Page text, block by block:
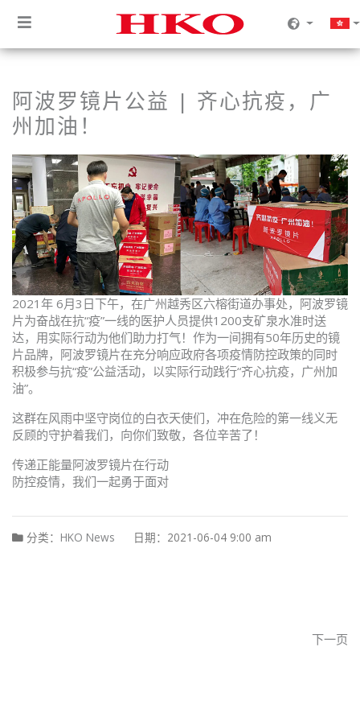
阿波罗镜片公益 | 齐心抗疫，广
州加油！
2021年 6月3日下午，在广州越秀区六榕街道办事处，阿波罗镜
片为奋战在抗“疫”一线的医护人员提供1200支矿泉水准时送
达，用实际行动为他们助力打气！作为一间拥有50年历史的镜
片品牌，阿波罗镜片在充分响应政府各项疫情防控政策的同时
积极参与抗“疫”公益活动，以实际行动践行“齐心抗疫，广州加
油”。
这群在风雨中坚守岗位的白衣天使们，冲在危险的第一线义无
反顾的守护着我们，向你们致敬，各位辛苦了！
传递正能量阿波罗镜片在行动
防控疫情，我们一起勇于面对
分类： HKO News 日期：2021-06-04 9:00 am
下一页